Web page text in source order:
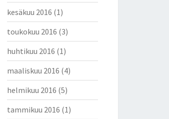
kesäkuu 2016 (1)
toukokuu 2016 (3)
huhtikuu 2016 (1)
maaliskuu 2016 (4)
helmikuu 2016 (5)
tammikuu 2016 (1)